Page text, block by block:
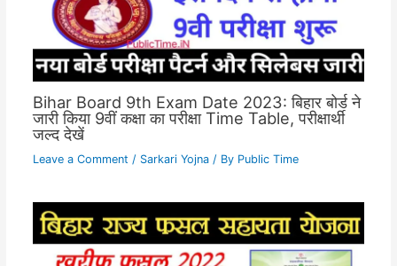
Bihar Board 9th Exam Date 2023: बिहार बोर्ड ने
जारी किया 9वीं कक्षा का परीक्षा Time Table, परीक्षार्थी
जल्द देखें
Leave a Comment / Sarkari Yojna/ By Public Time